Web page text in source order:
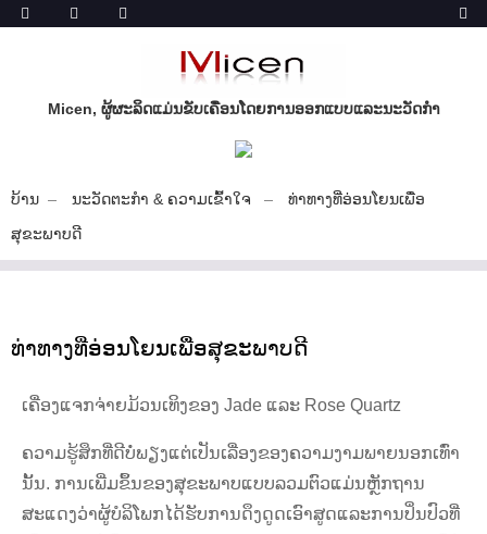
Micen, ຜູ້ຜະລິດແມ່ນຂັບເຄື່ອນໂດຍການອອກແບບແລະນະວັດກໍາ
ບ້ານ ນະວັດຕະກໍາ & ຄວາມເຂົ້າໃຈ
ທ່າທາງທີ່ອ່ອນໂຍນເພື່ອ
ສຸຂະພາບດີ
ທ່າທາງທີ່ອ່ອນໂຍນເພື່ອສຸຂະພາບດີ
ເຄື່ອງແຈກຈ່າຍມ້ວນເທິງຂອງ Jade ແລະ Rose Quartz
ຄວາມຮູ້ສຶກທີ່ດີບໍ່ພຽງແຕ່ເປັນເລື່ອງຂອງຄວາມງາມພາຍນອກເທົ່າ
ນັ້ນ. ການເພີ່ມຂຶ້ນຂອງສຸຂະພາບແບບລວມຕົວແມ່ນຫຼັກຖານ
ສະແດງວ່າຜູ້ບໍລິໂພກໄດ້ຮັບການດຶງດູດເອົາສູດແລະການປິ່ນປົວທີ່